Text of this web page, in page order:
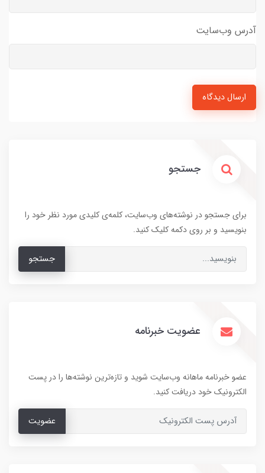
آدرس وب‌سایت
ارسال دیدگاه
جستجو
برای جستجو در نوشته‌های وب‌سایت، کلمه‌ی کلیدی مورد نظر خود را
بنویسید و بر روی دکمه کلیک کنید.
جستجو
عضویت خبرنامه
عضو خبرنامه ماهانه وب‌سایت شوید و تازه‌ترین نوشته‌ها را در پست
الکترونیک خود دریافت کنید.
عضویت